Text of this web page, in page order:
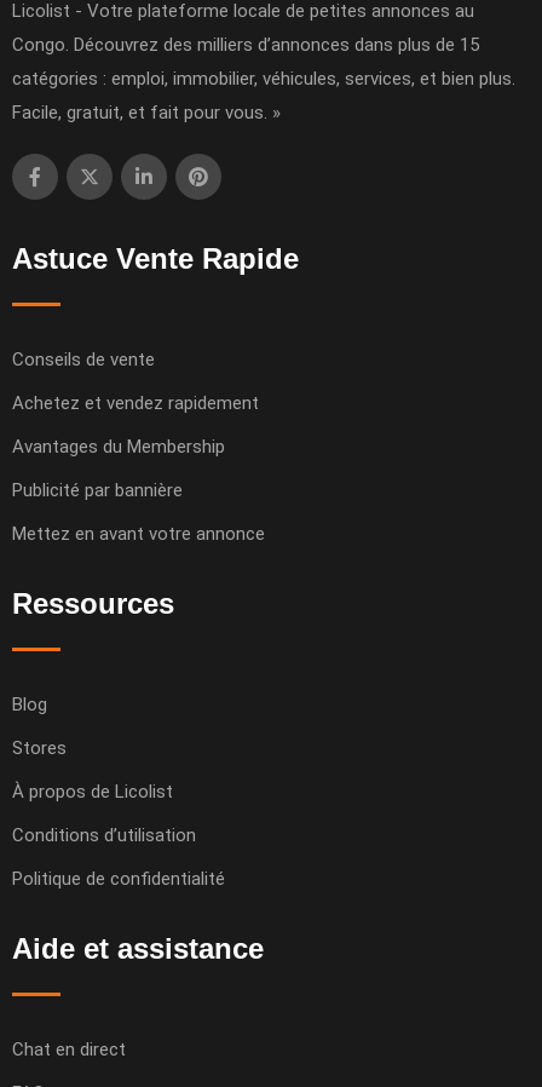
Licolist - Votre plateforme locale de petites annonces au
Congo. Découvrez des milliers d’annonces dans plus de 15
catégories : emploi, immobilier, véhicules, services, et bien plus.
Facile, gratuit, et fait pour vous. »
Astuce Vente Rapide
Conseils de vente
Achetez et vendez rapidement
Avantages du Membership
Publicité par bannière
Mettez en avant votre annonce
Ressources
Blog
Stores
À propos de Licolist
Conditions d’utilisation
Politique de confidentialité
Aide et assistance
Chat en direct